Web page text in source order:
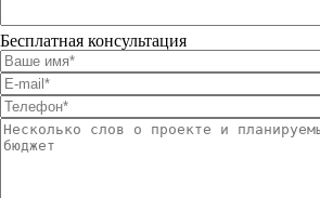
Бесплатная консультация